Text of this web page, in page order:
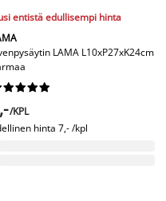
entistä edullisempi hinta
LAMA L10xP27xK24cm





/KPL
hinta 7,- /kpl